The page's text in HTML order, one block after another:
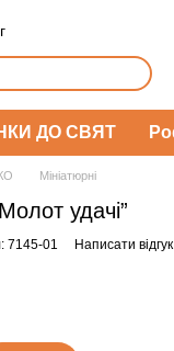
ДО СВЯТ
Мініатюрні
удачі”
7145-01 Написати відгук